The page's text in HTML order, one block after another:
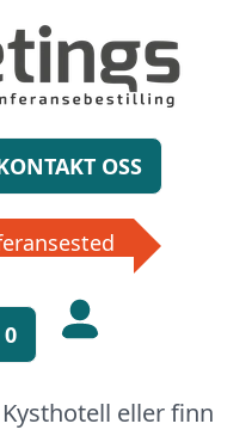
OSS
0
eller finn
vent
send